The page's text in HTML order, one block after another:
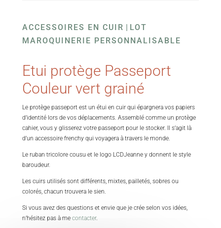
ACCESSOIRES EN CUIR | LOT
MAROQUINERIE PERSONNALISABLE
Etui protège Passeport
Couleur vert grainé
Le protège passeport est un étui en cuir qui épargnera vos papiers
d’identité lors de vos déplacements. Assemblé comme un protège
cahier, vous y glisserez votre passeport pour le stocker. Il s’agit là
d’un accessoire frenchy qui voyagera à travers le monde.
Le ruban tricolore cousu et le logo LCDJeanne y donnent le style
baroudeur.
Les cuirs utilisés sont différents, mixtes, pailletés, sobres ou
colorés, chacun trouvera le sien.
Si vous avez des questions et envie que je crée selon vos idées,
n’hésitez pas à me contacter.